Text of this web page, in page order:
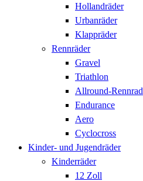
Hollandräder
Urbanräder
Klappräder
Rennräder
Gravel
Triathlon
Allround-Rennrad
Endurance
Aero
Cyclocross
Kinder- und Jugendräder
Kinderräder
12 Zoll